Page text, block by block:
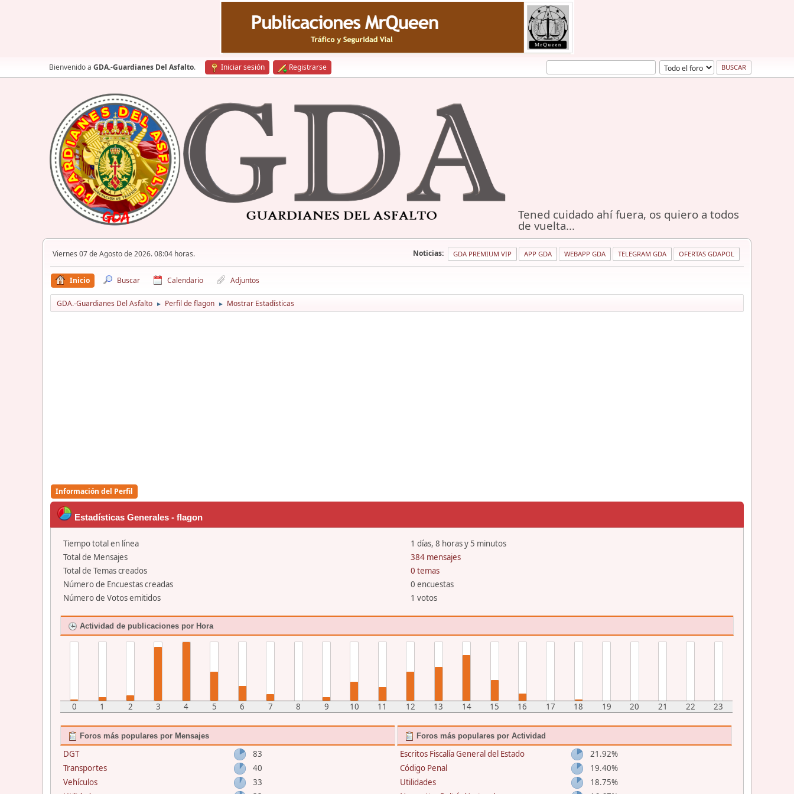
Bienvenido a GDA.-Guardianes Del Asfalto. Iniciar sesión Registrarse
Tened cuidado ahí fuera, os quiero a todos
de vuelta...
Viernes 07 de Agosto de 2026. 08:04 horas. Noticias: GDA PREMIUM VIP APP GDA WEBAPP GDA TELEGRAM GDA OFERTAS GDAPOL
Inicio Buscar Calendario Adjuntos
GDA.-Guardianes Del Asfalto ► Perfil de flagon ► Mostrar Estadísticas
Información del Perfil
Estadísticas Generales - flagon
Tiempo total en línea
1 días, 8 horas y 5 minutos
Total de Mensajes
384 mensajes
Total de Temas creados
0 temas
Número de Encuestas creadas
0 encuestas
Número de Votos emitidos
1 votos
Actividad de publicaciones por Hora
0 1 2 3 4 5 6 7 8 9 10 11 12 13 14 15 16 17 18 19 20 21 22 23
Foros más populares por Mensajes
DGT
83
Transportes
40
Vehículos
33
Foros más populares por Actividad
Escritos Fiscalía General del Estado
21.92%
Código Penal
19.40%
Utilidades
18.75%